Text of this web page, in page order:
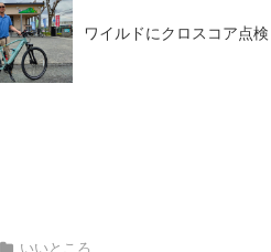
ワイルドにクロスコア点
いいところ